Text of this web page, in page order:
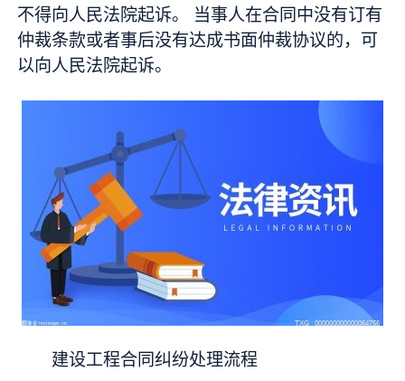
不得向人民法院起诉。 当事人在合同中没有订有
仲裁条款或者事后没有达成书面仲裁协议的，可
以向人民法院起诉。
建设工程合同纠纷处理流程